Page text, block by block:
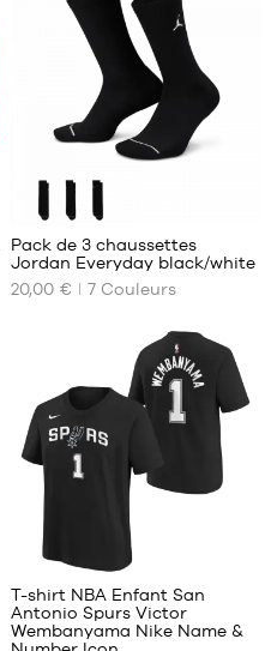
NOS
TAILLES
38-
42
46
46-
50
Pack de 3 chaussettes
Jordan Everyday black/white
20,00 €
7 Couleurs
NOS
TAILLES
10
T-shirt NBA Enfant San
Antonio Spurs Victor
Wembanyama Nike Name &